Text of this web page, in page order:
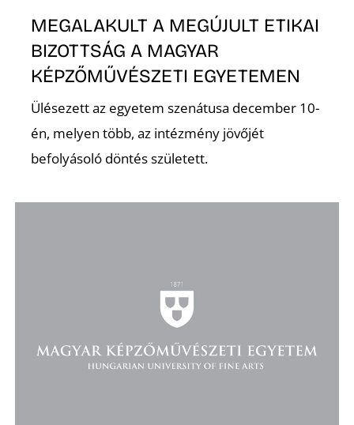
MEGALAKULT A MEGÚJULT ETIKAI
BIZOTTSÁG A MAGYAR
KÉPZŐMŰVÉSZETI EGYETEMEN
Ülésezett az egyetem szenátusa december 10-
én, melyen több, az intézmény jövőjét
befolyásoló döntés született.